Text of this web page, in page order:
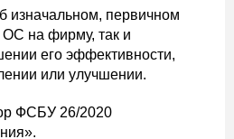
изначальном, первичном
ОС на фирму, так и
его эффективности,
или улучшении.
ФСБУ 26/2020